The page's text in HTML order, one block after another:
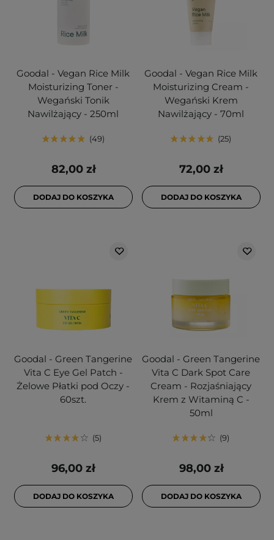
Goodal - Vegan Rice Milk
Moisturizing Toner -
Wegański Tonik
Nawilżający - 250ml
49
82,00 zł
DODAJ DO KOSZYKA
Goodal - Vegan Rice Milk
Moisturizing Cream -
Wegański Krem
Nawilżający - 70ml
25
72,00 zł
DODAJ DO KOSZYKA
Goodal - Green Tangerine
Vita C Eye Gel Patch -
Żelowe Płatki pod Oczy -
60szt.
5
96,00 zł
DODAJ DO KOSZYKA
Goodal - Green Tangerine
Vita C Dark Spot Care
Cream - Rozjaśniający
Krem z Witaminą C -
50ml
9
98,00 zł
DODAJ DO KOSZYKA